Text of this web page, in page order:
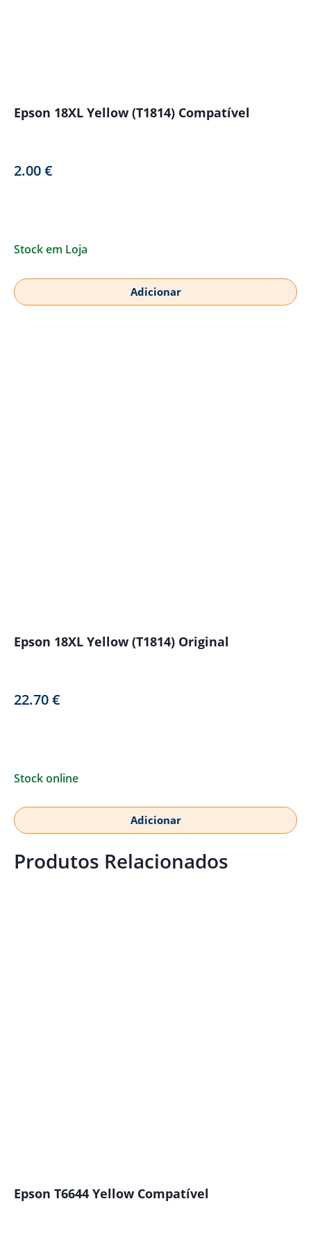
Epson 18XL Yellow (T1814) Compatível
2.00€
Stock em Loja
Adicionar
Epson 18XL Yellow (T1814) Original
22.70€
Stock online
Adicionar
Produtos Relacionados
Epson T6644 Yellow Compatível